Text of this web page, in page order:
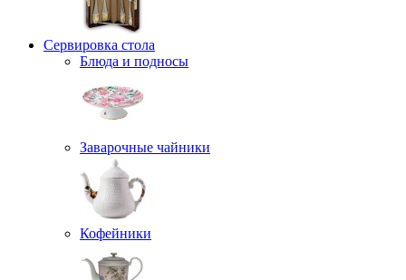
Сервировка стола
Блюда и подносы
Заварочные чайники
Кофейники